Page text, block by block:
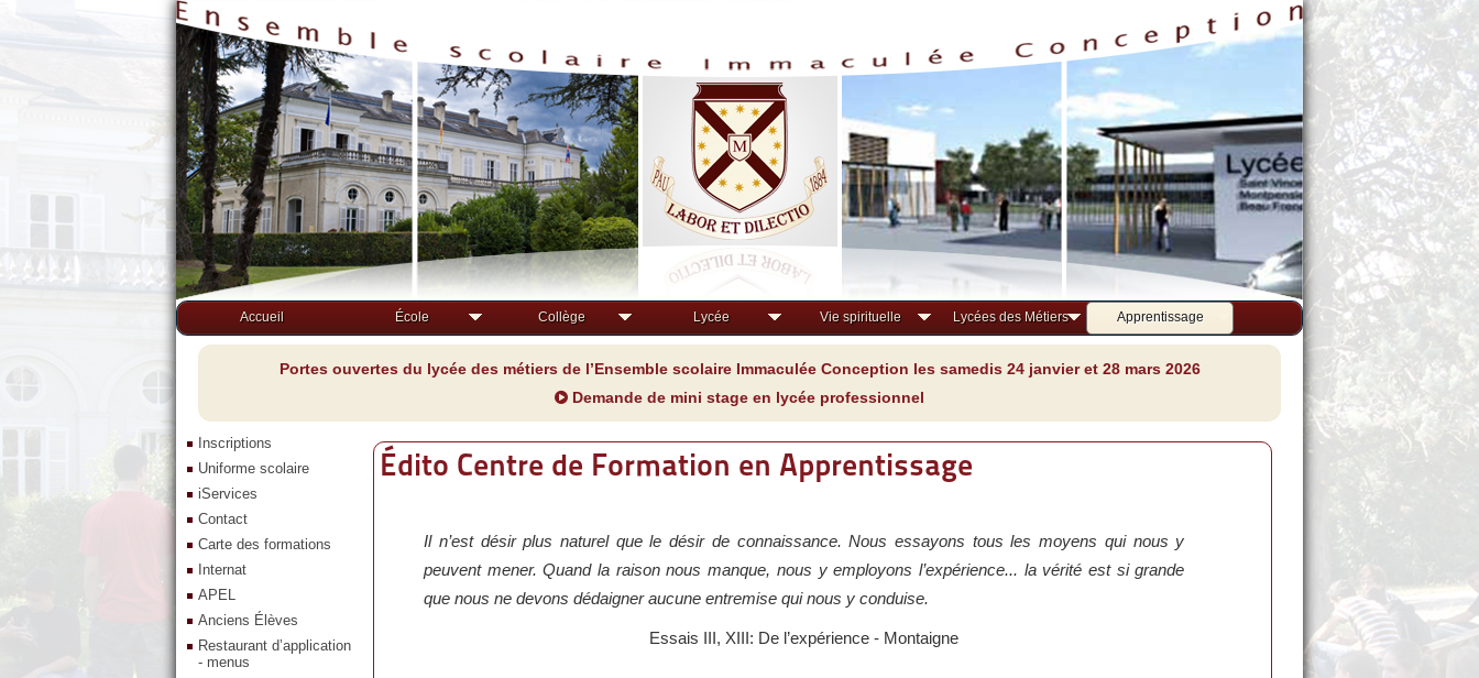
Accueil École Collège Lycée Vie spirituelle Lycées des Métiers Apprentissage
Portes ouvertes du lycée des métiers de l’Ensemble scolaire Immaculée Conception les samedis 24 janvier et 28 mars 2026
Demande de mini stage en lycée professionnel
Inscriptions
Uniforme scolaire
iServices
Contact
Carte des formations
Internat
APEL
Anciens Élèves
Restaurant d’application
- menus
Édito Centre de Formation en Apprentissage
Il n’est désir plus naturel que le désir de connaissance. Nous essayons tous les moyens qui nous y
peuvent mener. Quand la raison nous manque, nous y employons l’expérience... la vérité est si grande
que nous ne devons dédaigner aucune entremise qui nous y conduise.
Essais III, XIII: De l’expérience - Montaigne